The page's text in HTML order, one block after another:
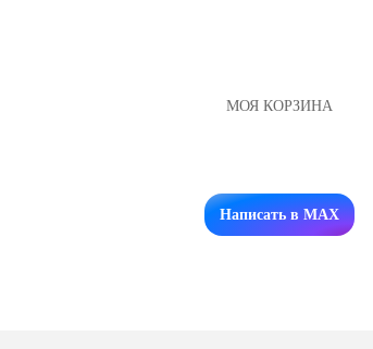
МОЯ КОРЗИНА
Заказать звонок
Написать в MAX